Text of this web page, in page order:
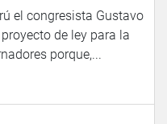
el congresista Gustavo
de ley para la
porque,...